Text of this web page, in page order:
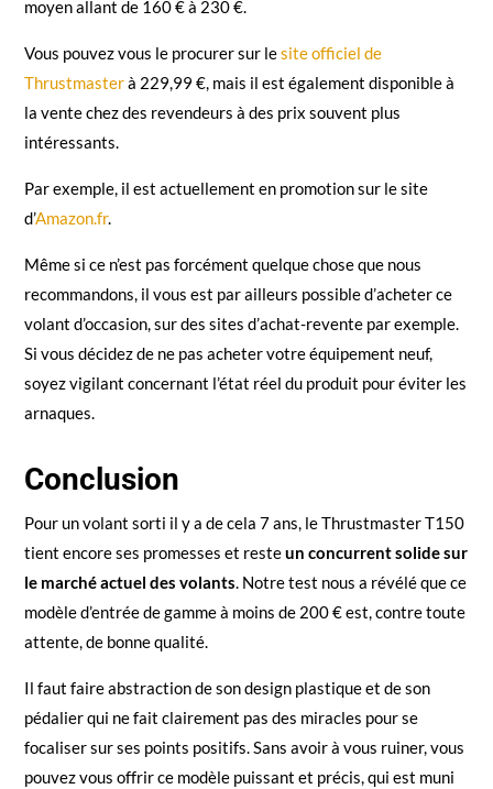
moyen allant de 160 € à 230 €.
Vous pouvez vous le procurer sur lesite officiel de
Thrustmasterà 229,99 €, mais il est également disponible à
la vente chez des revendeurs à des prix souvent plus
intéressants.
Par exemple, il est actuellement en promotion sur le site
d’Amazon.fr.
Même si ce n’est pas forcément quelque chose que nous
recommandons, il vous est par ailleurs possible d’acheter ce
volant d’occasion, sur des sites d’achat-revente par exemple.
Si vous décidez de ne pas acheter votre équipement neuf,
soyez vigilant concernant l’état réel du produit pour éviter les
arnaques.
Conclusion
Pour un volant sorti il y a de cela 7 ans, le Thrustmaster T150
tient encore ses promesses et resteun concurrent solide sur
le marché actuel des volants. Notre test nous a révélé que ce
modèle d’entrée de gamme à moins de 200 € est, contre toute
attente, de bonne qualité.
Il faut faire abstraction de son design plastique et de son
pédalier qui ne fait clairement pas des miracles pour se
focaliser sur ses points positifs. Sans avoir à vous ruiner, vous
pouvez vous offrir ce modèle puissant et précis, qui est muni